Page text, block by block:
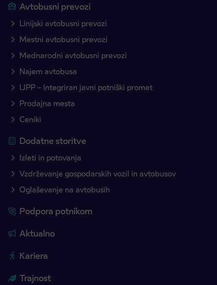
Avtobusni prevozi
Linijski avtobusni prevozi
Mestni avtobusni prevozi
Mednarodni avtobusni prevozi
Najem avtobusa
IJPP – Integriran javni potniški promet
Prodajna mesta
Ceniki
Dodatne storitve
Izleti in potovanja
Vzdrževanje gospodarskih vozil in avtobusov
Oglaševanje na avtobusih
Podpora potnikom
Aktualno
Kariera
Trajnost